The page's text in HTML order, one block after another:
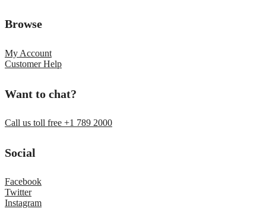
Browse
My Account
Customer Help
Want to chat?
Call us toll free +1 789 2000
Social
Facebook
Twitter
Instagram